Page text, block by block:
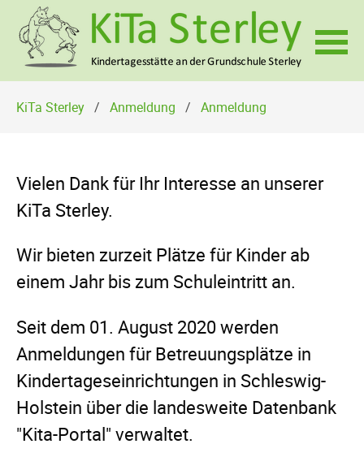
überspringen
KiTa Sterley Anmeldung Anmeldung
Vielen Dank für Ihr Interesse an unserer
KiTa Sterley.
Wir bieten zurzeit Plätze für Kinder ab
einem Jahr bis zum Schuleintritt an.
Seit dem 01. August 2020 werden
Anmeldungen für Betreuungsplätze in
Kindertageseinrichtungen in Schleswig-
Holstein über die landesweite Datenbank
"Kita-Portal" verwaltet.